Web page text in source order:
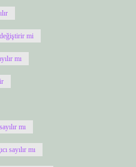
mi
mı
mı
sayılır mı